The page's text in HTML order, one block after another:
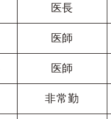
医長
医師
医師
非常勤